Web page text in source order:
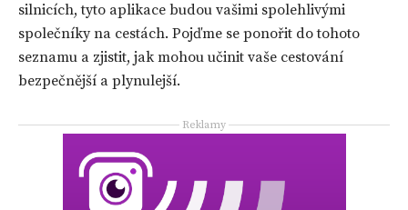
silnicích, tyto aplikace budou vašimi spolehlivými
společníky na cestách. Pojďme se ponořit do tohoto
seznamu a zjistit, jak mohou učinit vaše cestování
bezpečnější a plynulejší.
Reklamy